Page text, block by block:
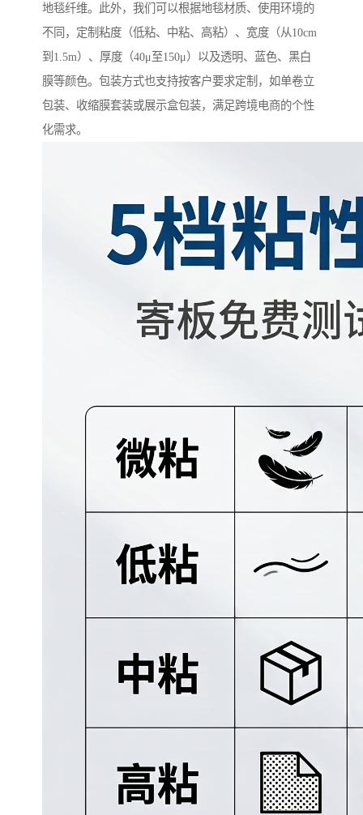
地毯纤维。此外，我们可以根据地毯材质、使用环境的
不同，定制粘度（低粘、中粘、高粘）、宽度（从10cm
到1.5m）、厚度（40μ至150μ）以及透明、蓝色、黑白
膜等颜色。包装方式也支持按客户要求定制，如单卷立
包装、收缩膜套装或展示盒包装，满足跨境电商的个性
化需求。